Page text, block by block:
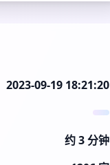
2023-09-19 18:21:20
约 3 分钟